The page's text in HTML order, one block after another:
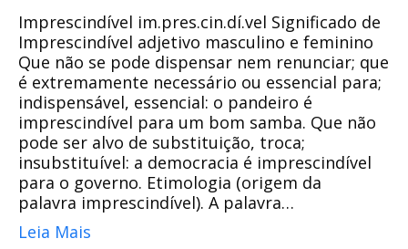
Imprescindível im.pres.cin.dí.vel Significado de
Imprescindível adjetivo masculino e feminino
Que não se pode dispensar nem renunciar; que
é extremamente necessário ou essencial para;
indispensável, essencial: o pandeiro é
imprescindível para um bom samba. Que não
pode ser alvo de substituição, troca;
insubstituível: a democracia é imprescindível
para o governo. Etimologia (origem da
palavra imprescindível). A palavra…
Leia Mais